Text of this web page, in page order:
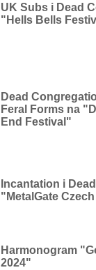
UK Subs i Dead
"Hells Bells
Dead
Feral Forms na
End Festival"
Incantation i
"MetalGate
Harmonogram
2024"